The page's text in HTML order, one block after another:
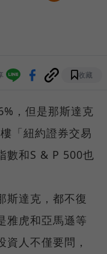
收藏
，但是那斯達克
「紐約證券交易
數和S & P 500也
斯達克，都不復
雅虎和亞馬遜等
人不僅要問，